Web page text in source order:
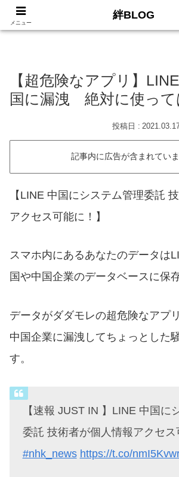
HOME
【超危険なアプリ】
国に漏洩 絶対に使って
記事内に広告が含まれていま
【LINE 中国にシステム管理委託
アクセス可能に！】
スマホ内にあるあなたのデータは
国や中国企業のデータベースに保
データがダダモレの超危険なアプ
中国企業に漏洩してちょっとした
す。
【速報 JUST IN 】LINE 中国に
委託 技術者が個人情報アクセス
#nhk_news https://t.co/
メニュー
絆BLOG